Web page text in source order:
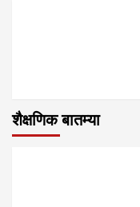
शैक्षणिक बातम्या